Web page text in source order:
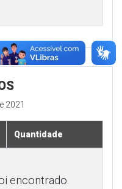
2021
Quantidade
encontrado.